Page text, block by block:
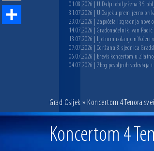
01.08.2026 | U Dalju obilježena 35.
31.07.2026 | U Osijeku premijerno
23.07.2026 | Započela izgradnja nove
14.07.2026 | Gradonačelnik Ivan
13.07.2026 | Ljetnim izdanjem Večeri
07.07.2026 | Održana 8. sjednica
06.07.2026 | Brevis koncertom u
04.07.2026 | Zbog povoljnih vodostaja
Grad Osijek » Koncertom 4 Tenora
Koncertom 4
Email